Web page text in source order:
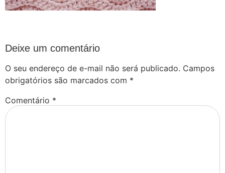
Deixe um comentário
O seu endereço de e-mail não será publicado. Campos
obrigatórios são marcados com *
Comentário *